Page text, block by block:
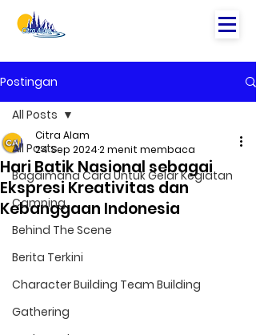
Postingan
All Posts
Bagaimana Cara Untuk Gelar Kegiatan
Camping
Behind The Scene
Berita Terkini
Character Building Team Building
Gathering
All Posts
Hari Batik Nasional sebagai
Ekspresi Kreativitas dan
Kebanggaan Indonesia
Citra Alam
24 Sep 20242 menit membaca